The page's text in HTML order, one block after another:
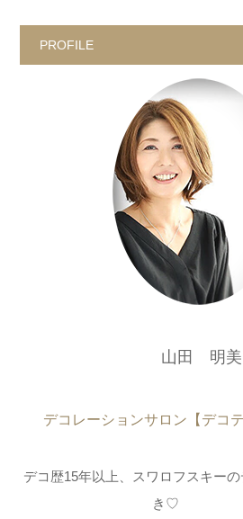
PROFILE
山田 明美
デコレーションサロン【デコ
デコ歴15年以上、スワロフスキー
き♡